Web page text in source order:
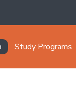
principal
Study Programs